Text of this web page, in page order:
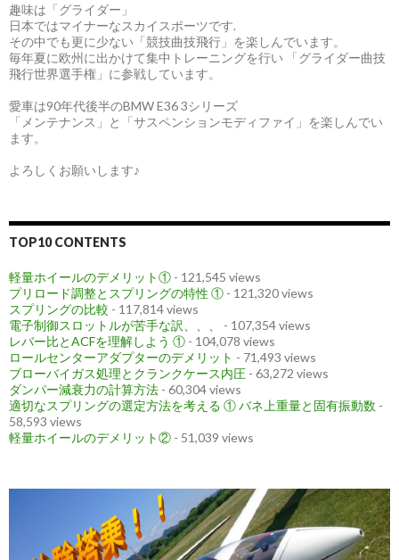
趣味は「グライダー」
日本ではマイナーなスカイスポーツです.
その中でも更に少ない「競技曲技飛行」を楽しんでいます。
毎年夏に欧州に出かけて集中トレーニングを行い 「グライダー曲技
飛行世界選手権」に参戦しています。
愛車は90年代後半のBMW E36 3シリーズ
「メンテナンス」と「サスペンションモディファイ」を楽しんでい
ます。
よろしくお願いします♪
TOP10 CONTENTS
軽量ホイールのデメリット① - 121,545 views
プリロード調整とスプリングの特性 ① - 121,320 views
スプリングの比較 - 117,814 views
電子制御スロットルが苦手な訳、、、
- 107,354 views
レバー比とACFを理解しよう ① - 104,078 views
ロールセンターアダプターのデメリット - 71,493 views
ブローバイガス処理とクランクケース内圧 - 63,272 views
ダンパー減衰力の計算方法 - 60,304 views
適切なスプリングの選定方法を考える ① バネ上重量と固有振動数 -
58,593 views
軽量ホイールのデメリット② - 51,039 views